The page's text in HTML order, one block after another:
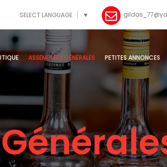
SELECT LANGUAGE ▼
ASSEMBLÉES GÉNÉRALES PETITES ANNONCES